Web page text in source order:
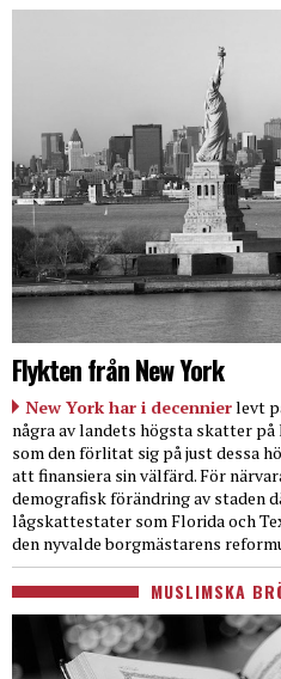
Flykten från New York
New York har i decennierlevt
några av landets högsta skatter
som den förlitat sig på just dessa
att finansiera sin välfärd. För
demografisk förändring av
lågskattestater som Florida och
den nyvalde borgmästarens
MUSLIMSKA